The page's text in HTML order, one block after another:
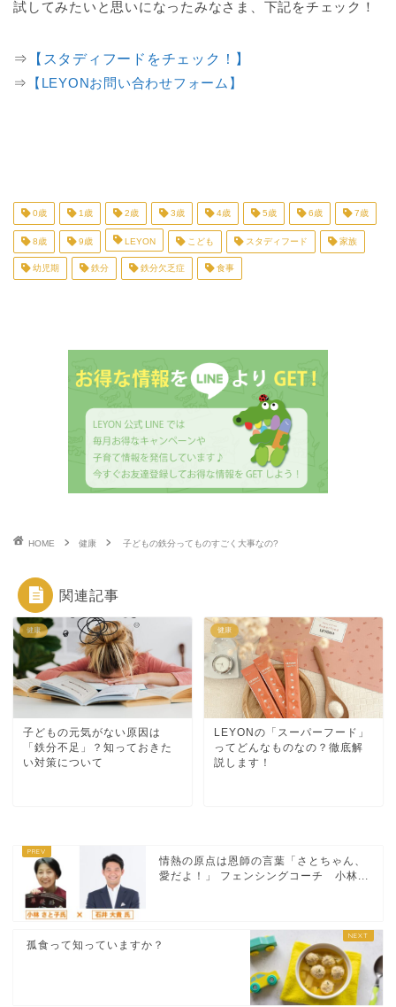
試してみたいと思いになったみなさま、下記をチェック！
⇒
【スタディフードをチェック！】
⇒
【LEYONお問い合わせフォーム】
0歳 1歳 2歳 3歳 4歳 5歳 6歳 7歳
8歳 9歳 LEYON こども スタディフード 家族
幼児期 鉄分 鉄分欠乏症 食事
HOME 健康 子どもの鉄分ってものすごく大事なの?
関連記事
健康
子どもの元気がない原因は
「鉄分不足」？知っておきた
い対策について
健康
LEYONの「スーパーフード」
ってどんなものなの？徹底解
説します！
情熱の原点は恩師の言葉「さとちゃん、
愛だよ！」 フェンシングコーチ 小林...
孤食って知っていますか？